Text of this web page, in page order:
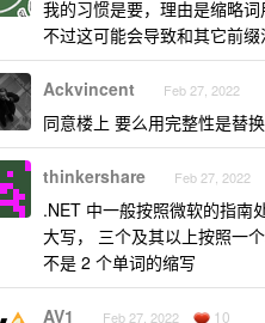
我的习惯是要，理由是缩略
不过这可能会导致和其它前缀
Ackvincent Feb 27, 2022
同意楼上 要么用完整性是替换
thinkershare Feb 27, 2022
.NET 中一般按照微软的指南
大写， 三个及其以上按照一
不是 2 个单词的缩写
AV1 Feb 27, 2022 10